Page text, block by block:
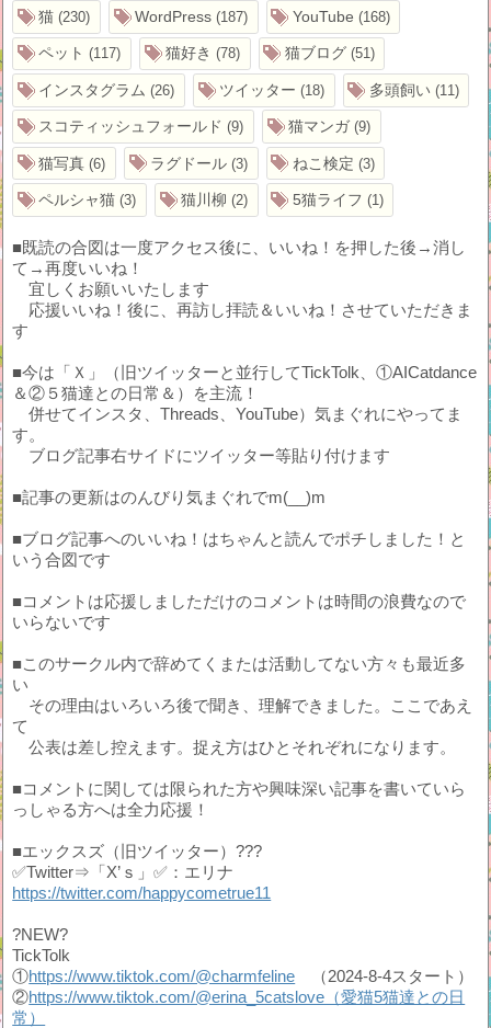
猫 230 WordPress 187 YouTube 168
ペット 117 猫好き 78 猫ブログ 51
インスタグラム 26 ツイッター 18 多頭飼い 11
スコティッシュフォールド 9 猫マンガ 9
猫写真 6 ラグドール 3 ねこ検定 3
ペルシャ猫 3 猫川柳 2 5猫ライフ 1
■既読の合図は一度アクセス後に、いいね！を押した後→消し
て→再度いいね！
宜しくお願いいたします
応援いいね！後に、再訪し拝読＆いいね！させていただきま
す
■今は「Ｘ」（旧ツイッターと並行してTickTolk、①AICatdance
＆②５猫達との日常＆）を主流！
併せてインスタ、Threads、YouTube）気まぐれにやってま
す。
ブログ記事右サイドにツイッター等貼り付けます
■記事の更新はのんびり気まぐれでm(__)m
■ブログ記事へのいいね！はちゃんと読んでポチしました！と
いう合図です
■コメントは応援しましただけのコメントは時間の浪費なので
いらないです
■このサークル内で辞めてくまたは活動してない方々も最近多
い
その理由はいろいろ後で聞き、理解できました。ここであえ
て
公表は差し控えます。捉え方はひとそれぞれになります。
■コメントに関しては限られた方や興味深い記事を書いていら
っしゃる方へは全力応援！
■エックスズ（旧ツイッター）???
✅Twitter⇒「X’ｓ」✅：エリナ
https://twitter.com/happycometrue11
?NEW?
TickTolk
①https://www.tiktok.com/@charmfeline （2024-8-4スタート）
②https://www.tiktok.com/@erina_5catslove（愛猫5猫達との日
常）